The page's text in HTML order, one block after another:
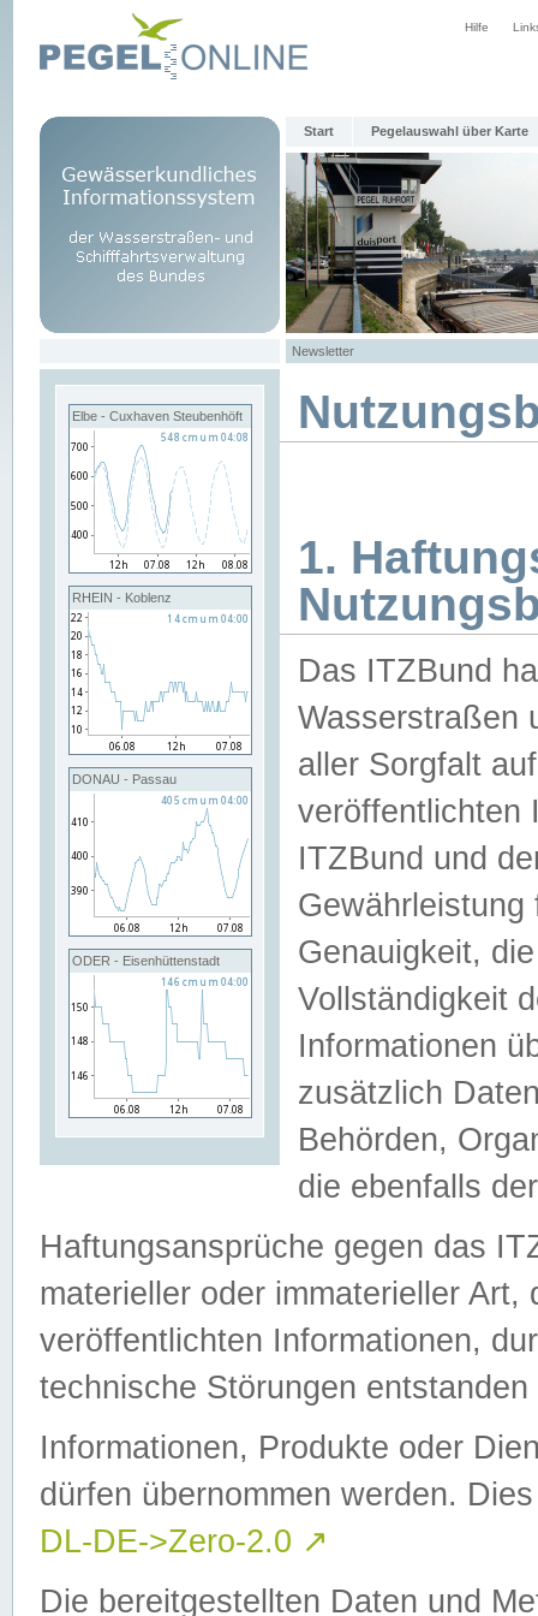
Hilfe
Start Pegelauswahl über Karte
Newsletter
Elbe - Cuxhaven Steubenhöft
RHEIN - Koblenz
DONAU - Passau
ODER - Eisenhüttenstadt
1.
Das ITZBund
Wasserstraßen
aller Sorgfalt
veröffentlichten
ITZBund und
Genauigkeit,
Vollständigkeit
Informationen
zusätzlich
Behörden,
die ebenfalls
Haftungsansprüche gegen das
materieller oder immaterieller
veröffentlichten Informationen,
technische Störungen
Informationen, Produkte oder
dürfen übernommen werden.
DL-DE->Zero-2.0 ↗
Die bereitgestellten Daten und